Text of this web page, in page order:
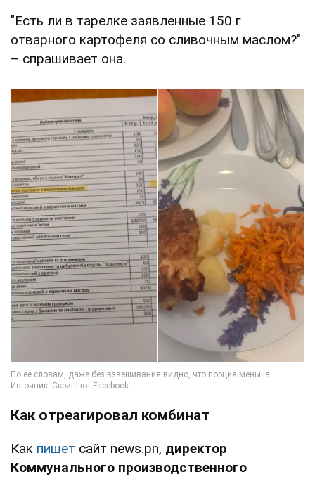
"Есть ли в тарелке заявленные 150 г
отварного картофеля со сливочным маслом?"
– спрашивает она.
Как отреагировал комбинат
Как пишет сайт news.pn, директор
Коммунального производственного